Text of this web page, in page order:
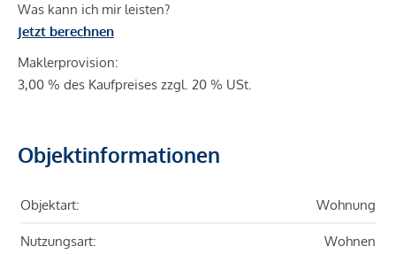
Was kann ich mir leisten?
Jetzt berechnen
Maklerprovision:
3,00 % des Kaufpreises zzgl. 20 % USt.
Objektinformationen
Objektart: Wohnung
Nutzungsart: Wohnen